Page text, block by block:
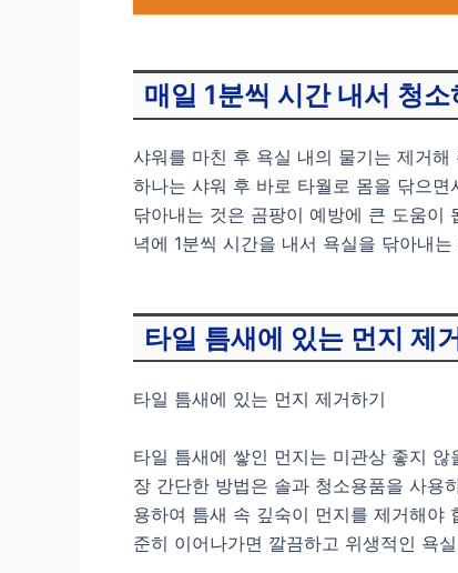
매일 1분씩 시간 내서 청소
샤워를 마친 후 욕실 내의 물기는 제거
하나는 샤워 후 바로 타월로 몸을 닦으
닦아내는 것은 곰팡이 예방에 큰 도움이
녁에 1분씩 시간을 내서 욕실을 닦아내
타일 틈새에 있는 먼지 제
타일 틈새에 있는 먼지 제거하기
타일 틈새에 쌓인 먼지는 미관상 좋지
장 간단한 방법은 솔과 청소용품을 사용
용하여 틈새 속 깊숙이 먼지를 제거해야
준히 이어나가면 깔끔하고 위생적인 욕